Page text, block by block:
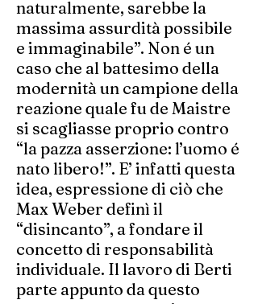
naturalmente, sarebbe la
massima assurdità possibile
e immaginabile”. Non é un
caso che al battesimo della
modernità un campione della
reazione quale fu de Maistre
si scagliasse proprio contro
“la pazza asserzione: l’uomo é
nato libero!”. E’ infatti questa
idea, espressione di ciò che
Max Weber definì il
“disincanto”, a fondare il
concetto di responsabilità
individuale. Il lavoro di Berti
parte appunto da questo